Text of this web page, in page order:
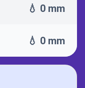
💧 0 mm
💧 0 mm